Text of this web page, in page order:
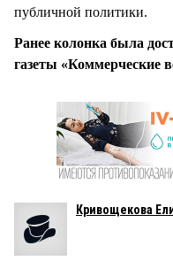
публичной политики.
Ранее колонка была
газеты «Коммерческие
Кривощекова